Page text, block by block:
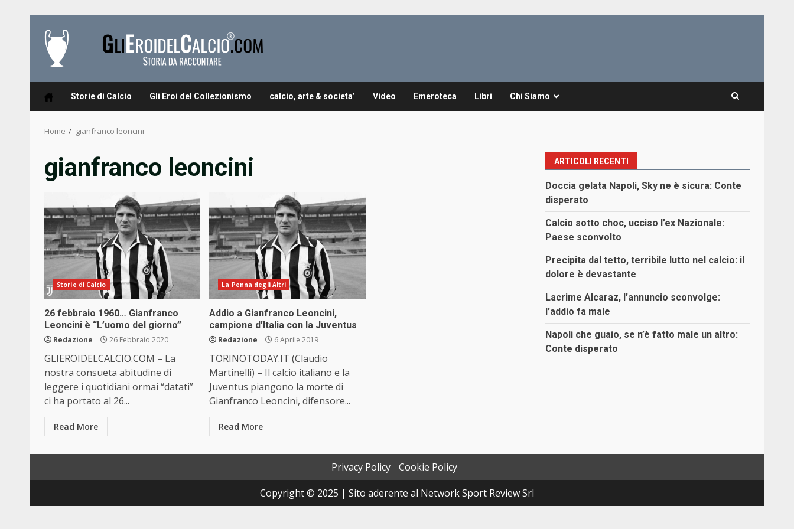
content
Storie di Calcio Gli Eroi del Collezionismo calcio, arte & societa’ Video Emeroteca Libri Chi Siamo
Home gianfranco leoncini
gianfranco leoncini
Storie di Calcio
26 febbraio 1960… Gianfranco
Leoncini è “L’uomo del giorno”
Redazione 26 Febbraio 2020
GLIEROIDELCALCIO.COM – La
nostra consueta abitudine di
leggere i quotidiani ormai “datati”
ci ha portato al 26...
Read More
La Penna degli Altri
Addio a Gianfranco Leoncini,
campione d’Italia con la Juventus
Redazione 6 Aprile 2019
TORINOTODAY.IT (Claudio
Martinelli) – Il calcio italiano e la
Juventus piangono la morte di
Gianfranco Leoncini, difensore...
Read More
ARTICOLI RECENTI
Doccia gelata Napoli, Sky ne è sicura: Conte
disperato
Calcio sotto choc, ucciso l’ex Nazionale:
Paese sconvolto
Precipita dal tetto, terribile lutto nel calcio: il
dolore è devastante
Lacrime Alcaraz, l’annuncio sconvolge:
l’addio fa male
Napoli che guaio, se n’è fatto male un altro:
Conte disperato
Privacy Policy
Cookie Policy
Copyright © 2025 | Sito aderente al Network Sport Review Srl